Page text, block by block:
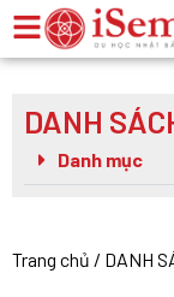
DANH
Danh mục
Trang chủ / DANH